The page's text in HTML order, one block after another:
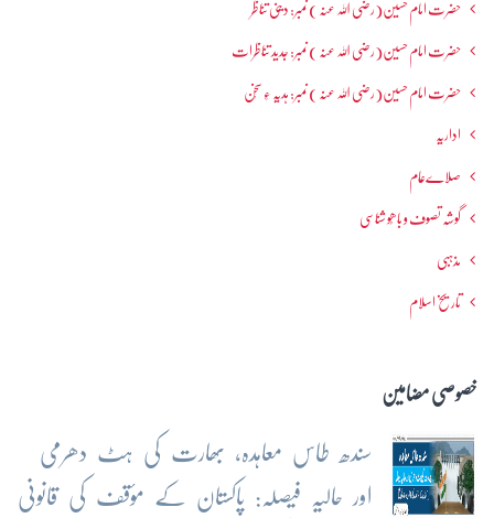
حضرت امام حسین(رضی اللہ عنہ ) نمبر: دینی تناظر
حضرت امام حسین(رضی اللہ عنہ ) نمبر: جدید تناظرات
حضرت امام حسین(رضی اللہ عنہ ) نمبر: ہدیہ ءِ سُخن
اداریہ
صلاےعام
گوشہ تصوف و باھُو شناسی
مذہبی
تاریخ اسلام
خصوصی مضامین
سندھ طاس معاہدہ، بھارت کی ہٹ دھرمی
اور حالیہ فیصلہ: پاکستان کے مؤقف کی قانونی